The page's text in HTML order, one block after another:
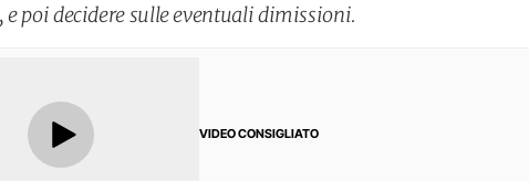
e poi decidere sulle eventuali dimissioni.
VIDEO CONSIGLIATO